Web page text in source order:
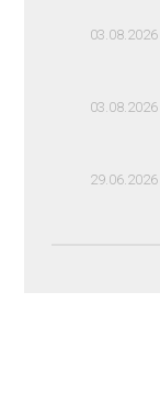
03.08.2026
03.08.2026
29.06.2026